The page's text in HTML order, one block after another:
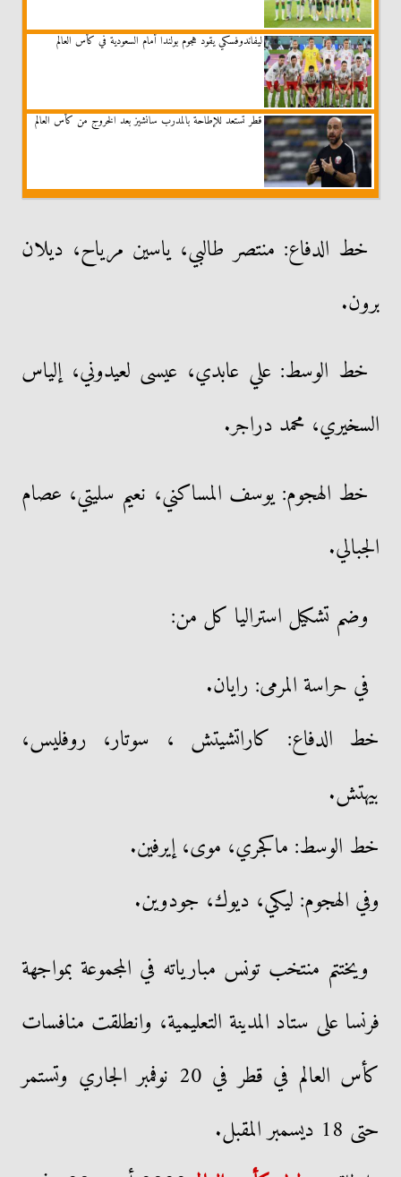
ليفاندوفسكي يقود هجوم بولندا أمام السعودية في كأس العالم
قطر تستعد للإطاحة بالمدرب سانشيز بعد الخروج من كأس العالم
خط الدفاع: منتصر طالبي، ياسين مرياح، ديلان
برون.
خط الوسط: علي عابدي، عيسى لعيدوني، إلياس
السخيري، محمد دراجر.
خط الهجوم: يوسف المساكني، نعيم سليتي، عصام
الجبالي.
وضم تشكيل استراليا كل من:
في حراسة المرمى: رايان.
خط الدفاع: كاراتشيتش ، سوتار، روفليس،
بيهتش.
خط الوسط: ماكجري، موى، إيرفين.
وفي الهجوم: ليكي، ديوك، جودوين.
ويختتم منتخب تونس مبارياته في المجموعة بمواجهة
فرنسا على ستاد المدينة التعليمية، وانطلقت منافسات
كأس العالم في قطر في 20 نوفمبر الجاري وتستمر
حتى 18 ديسمبر المقبل.